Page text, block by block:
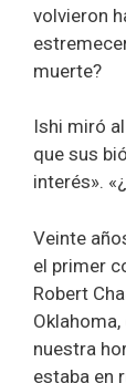
volvieron
muerte?
Ishi miró
que sus
interés».
Veinte
el primer
Robert
nuestra
estaba en